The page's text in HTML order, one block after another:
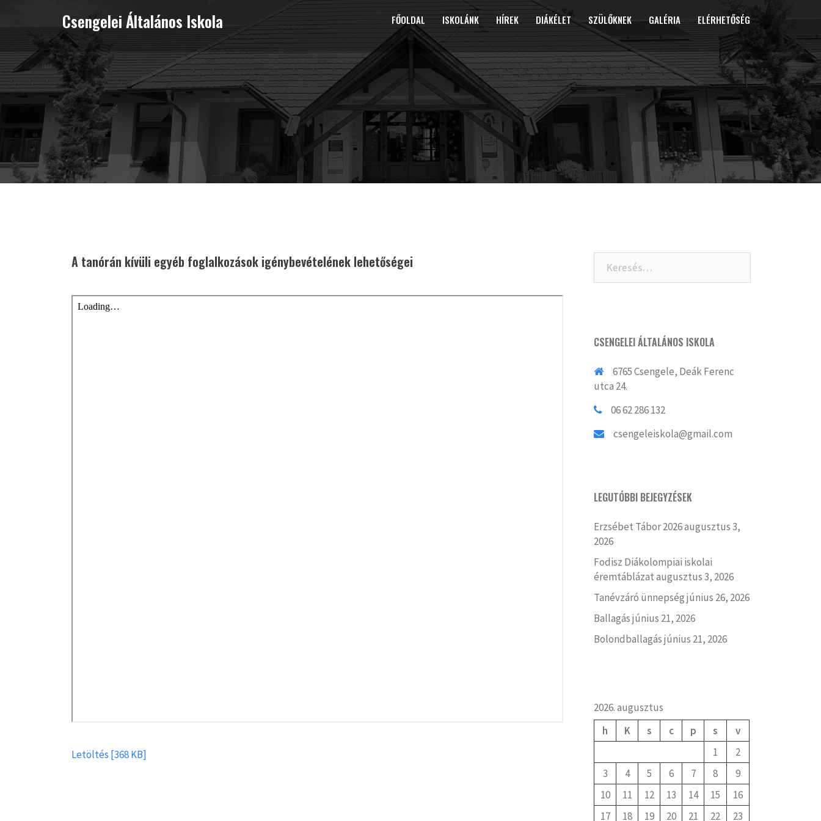
content
Csengelei Általános Iskola FŐOLDAL ISKOLÁNK HÍREK DIÁKÉLET SZÜLŐKNEK GALÉRIA ELÉRHETŐSÉG
A tanórán kívüli egyéb foglalkozások igénybevételének lehetőségei
Letöltés [368 KB]
CSENGELEI ÁLTALÁNOS ISKOLA
6765 Csengele, Deák Ferenc
utca 24.
06 62 286 132
csengeleiskola@gmail.com
LEGUTÓBBI BEJEGYZÉSEK
Erzsébet Tábor 2026augusztus 3,
2026
Fodisz Diákolompiai iskolai
éremtáblázataugusztus 3, 2026
Tanévzáró ünnepségjúnius 26, 2026
Ballagásjúnius 21, 2026
Bolondballagásjúnius 21, 2026
2026. augusztus
h
K s c p s
v
1
2
3
4 5 6 7 8
9
10
11 12 13 14 15
16
17
18 19 20 21 22 23